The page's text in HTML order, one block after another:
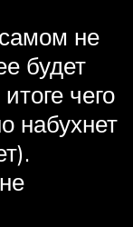
не
будет
чего
набухнет